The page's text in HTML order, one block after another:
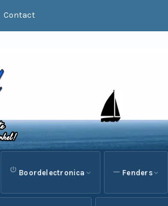
Contact
Boordelectronica Fenders